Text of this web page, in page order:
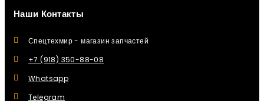
Наши Контакты
Спецтехмир - магазин запчастей
+7 (918) 350-88-08
Whatsapp
Telegram